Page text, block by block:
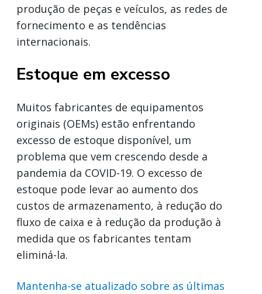
produção de peças e veículos, as redes de
fornecimento e as tendências
internacionais.
Estoque em excesso
Muitos fabricantes de equipamentos
originais (OEMs) estão enfrentando
excesso de estoque disponível, um
problema que vem crescendo desde a
pandemia da COVID-19. O excesso de
estoque pode levar ao aumento dos
custos de armazenamento, à redução do
fluxo de caixa e à redução da produção à
medida que os fabricantes tentam
eliminá-la.
Mantenha-se atualizado sobre as últimas